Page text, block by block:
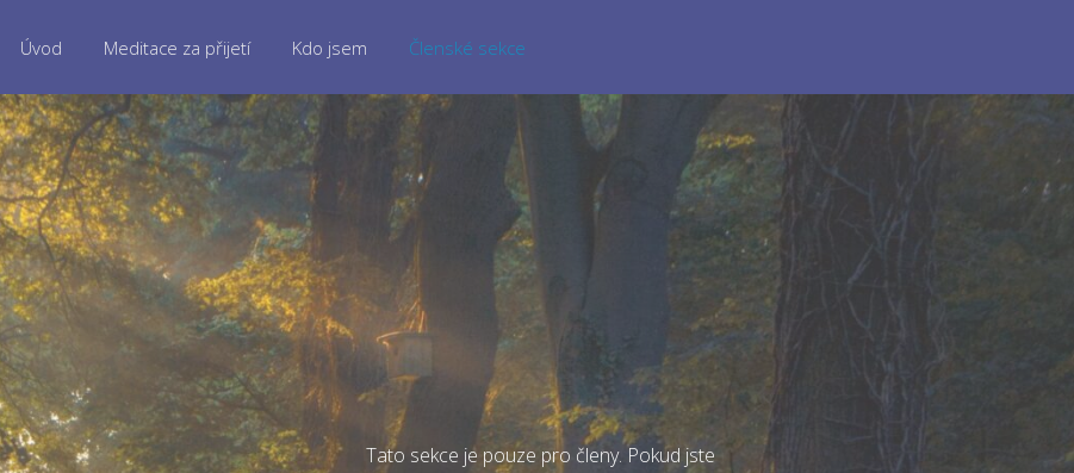
Úvod Meditace za přijetí Kdo jsem Členské sekce
Tato sekce je pouze pro členy. Pokud jste